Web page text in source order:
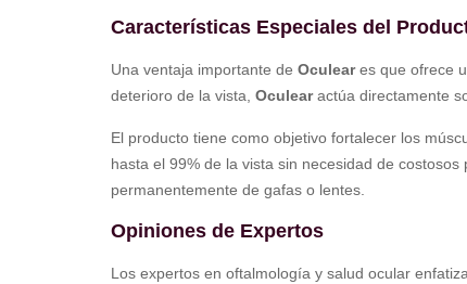
Características Especiales del
Una ventaja importante de Oculeares que ofrece
deterioro de la vista, Oculearactúa directamente
El producto tiene como objetivo fortalecer los
hasta el 99% de la vista sin necesidad de
permanentemente de gafas o lentes.
Opiniones de Expertos
Los expertos en oftalmología y salud ocular